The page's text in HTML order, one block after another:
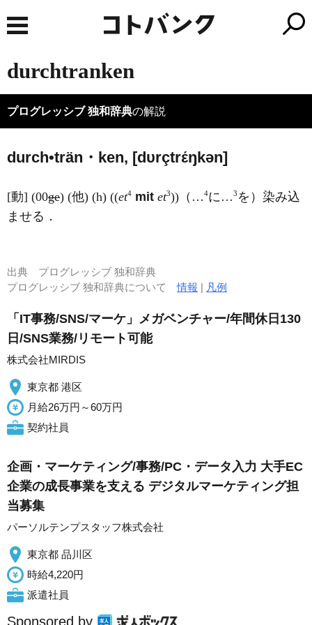
durchtranken
プログレッシブ 独和辞典の解説
durch•trän・ken, [dυrçtrέŋkən]
[動] (00ge) (他) (h) ((et4 mit et3))（…4に…3 を）染み込
ませる．
出典 プログレッシブ 独和辞典
プログレッシブ 独和辞典について情報 | 凡例
「IT事務/SNS/マーケ」メガベンチャー/年間休日130
日/SNS業務/リモート可能
株式会社MIRDIS
東京都 港区
月給26万円～60万円
契約社員
企画・マーケティング/事務/PC・データ入力 大手EC
企業の成長事業を支える デジタルマーケティング担
当募集
パーソルテンプスタッフ株式会社
東京都 品川区
時給4,220円
派遣社員
Sponsored by